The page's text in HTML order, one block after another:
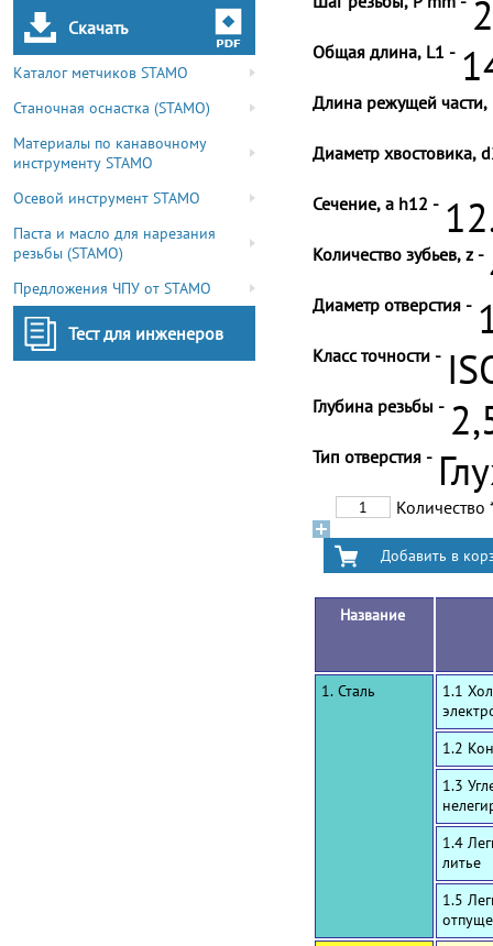
Скачать
Каталог метчиков STAMO
Станочная оснастка (STAMO)
Материалы по канавочному
инструменту STAMO
Осевой инструмент STAMO
Паста и масло для нарезания
резьбы (STAMO)
Предложения ЧПУ от STAMO
Тест для инженеров
Общая длина, L1 -
Длина режущей части,
Диаметр хвостовика,
Сечение, a h12 -
Количество зубьев, z -
Диаметр отверстия -
Класс точности -
Глубина резьбы -
Тип отверстия -
Количество
Название
1. Сталь
1.1
1.2
1.3
1.4
литье
1.5